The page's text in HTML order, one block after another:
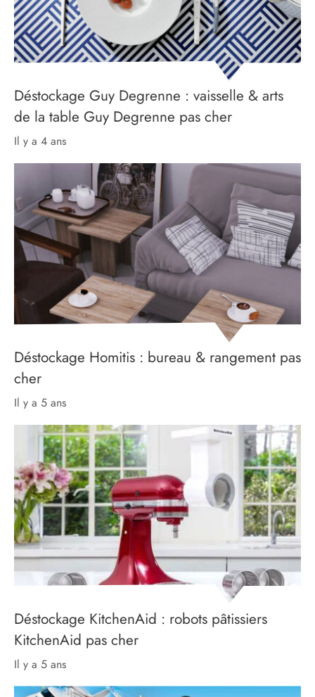
Déstockage Guy Degrenne : vaisselle & arts
de la table Guy Degrenne pas cher
il y a 4 ans
Déstockage Homitis : bureau & rangement pas
cher
il y a 5 ans
Déstockage KitchenAid : robots pâtissiers
KitchenAid pas cher
il y a 5 ans